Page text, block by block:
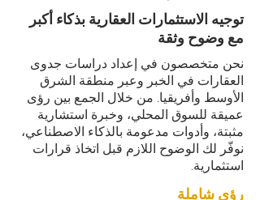
توجيه الاستثمارات العقارية بذكاء أكبر
مع وضوح وثقة
نحن متخصصون في إعداد دراسات جدوى
العقارات في الخبر وعبر منطقة الشرق
الأوسط وأفريقيا. من خلال الجمع بين رؤى
عميقة للسوق المحلي، وخبرة استشارية
مثبتة، وأدوات مدعومة بالذكاء الاصطناعي،
نوفّر لك الوضوح اللازم قبل اتخاذ قرارات
استثمارية.
رؤى شاملة